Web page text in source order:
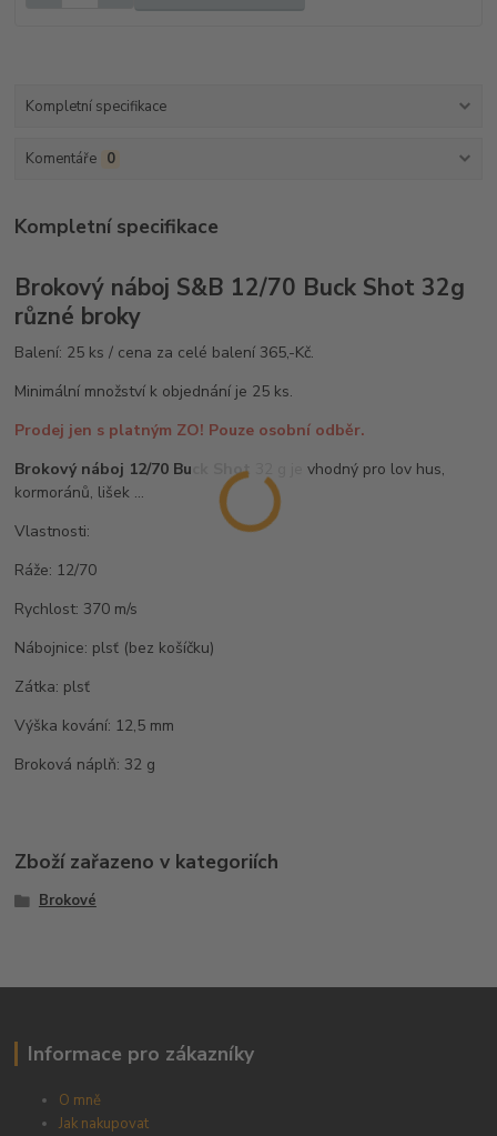
Kompletní specifikace
Komentáře 0
Kompletní specifikace
Brokový náboj S&B 12/70 Buck Shot 32g
různé broky
Balení: 25 ks / cena za celé balení 365,-Kč.
Minimální množství k objednání je 25 ks.
Prodej jen s platným ZO! Pouze osobní odběr.
Brokový náboj 12/70 Buck Shot 32 g je vhodný pro lov hus,
kormoránů, lišek ...
Vlastnosti:
Ráže: 12/70
Rychlost: 370 m/s
Nábojnice: plsť (bez košíčku)
Zátka: plsť
Výška kování: 12,5 mm
Broková náplň: 32 g
Zboží zařazeno v kategoriích
Brokové
Informace pro zákazníky
O mně
Jak nakupovat